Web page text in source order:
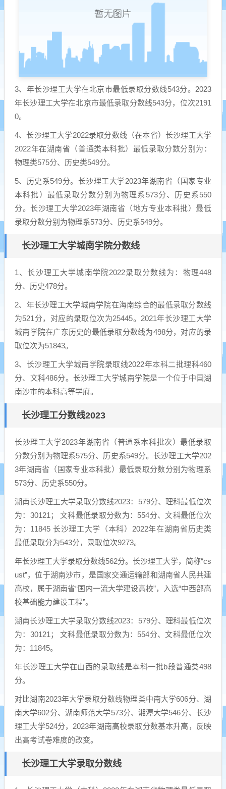
3、年长沙理工大学在北京市最低录取分数线543分。2023
年长沙理工大学在北京市最低录取分数线543分，位次2191
0。
4、长沙理工大学2022录取分数线（在本省）长沙理工大学
2022年在湖南省（普通类本科批）最低录取分数分别为：
物理类575分、历史类549分。
5、历史系549分。长沙理工大学2023年湖南省（国家专业
本科批）最低录取分数分别为物理系573分、历史系550
分。长沙理工大学2023年湖南省（地方专业本科批）最低
录取分数分别为物理系573分、历史系549分。
长沙理工大学城南学院分数线
1、长沙理工大学城南学院2022录取分数线为：物理448
分、历史478分。
2、年长沙理工大学城南学院在海南综合的最低录取分数线
为521分，对应的录取位次为25445。2021年长沙理工大学
城南学院在广东历史的最低录取分数线为498分，对应的录
取位次为51843。
3、长沙理工大学城南学院录取线2022年本科二批理科460
分、文科486分。长沙理工大学城南学院是一个位于中国湖
南沙市的本科高等学府。
长沙理工分数线2023
长沙理工大学2023年湖南省（普通系本科批次）最低录取
分数分别为物理系575分、历史系549分。长沙理工大学202
3年湖南省（国家专业本科批）最低录取分数分别为物理系
573分、历史系550分。
湖南长沙理工大学录取分数线2023：579分、理科最低位次
为：30121； 文科最低录取分数为：554分、文科最低位次
为：11845 长沙理工大学（本科）2022年在湖南省历史类
最低录取分为543分，录取位次9273。
年长沙理工大学录取分数线562分。长沙理工大学，简称“cs
ust”，位于湖南沙市，是国家交通运输部和湖南省人民共建
高校，属于湖南省“国内一流大学建设高校”，入选“中西部高
校基础能力建设工程”。
湖南长沙理工大学录取分数线2023：579分、理科最低位次
为：30121； 文科最低录取分数为：554分、文科最低位次
为：11845。
年长沙理工大学在山西的录取线是本科一批b段普通类498
分。
对比湖南2023年大学录取分数线物理类中南大学606分、湖
南大学602分、湖南师范大学573分、湘潭大学546分、长沙
理工大学524分，2023年湖南高校录取分数基本升高，反映
出高考试卷难度的改变。
长沙理工大学录取分数线